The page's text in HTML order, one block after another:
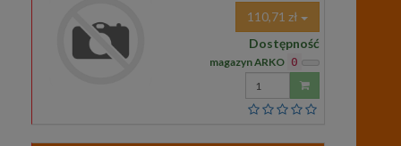
110,71 zł
Dostępność
magazyn ARKO 0
Wprowadź
ilość